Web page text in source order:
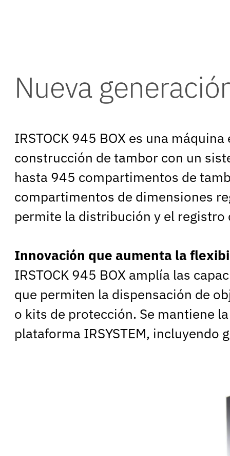
Nueva
IRSTOCK 945 BOX es una
construcción de tambor con un
hasta 945 compartimentos de
compartimentos de dimensiones
permite la distribución y el registro
Innovación que aumenta la
IRSTOCK 945 BOX amplía las
que permiten la dispensación de
o kits de protección. Se mantiene
plataforma IRSYSTEM, incluyendo